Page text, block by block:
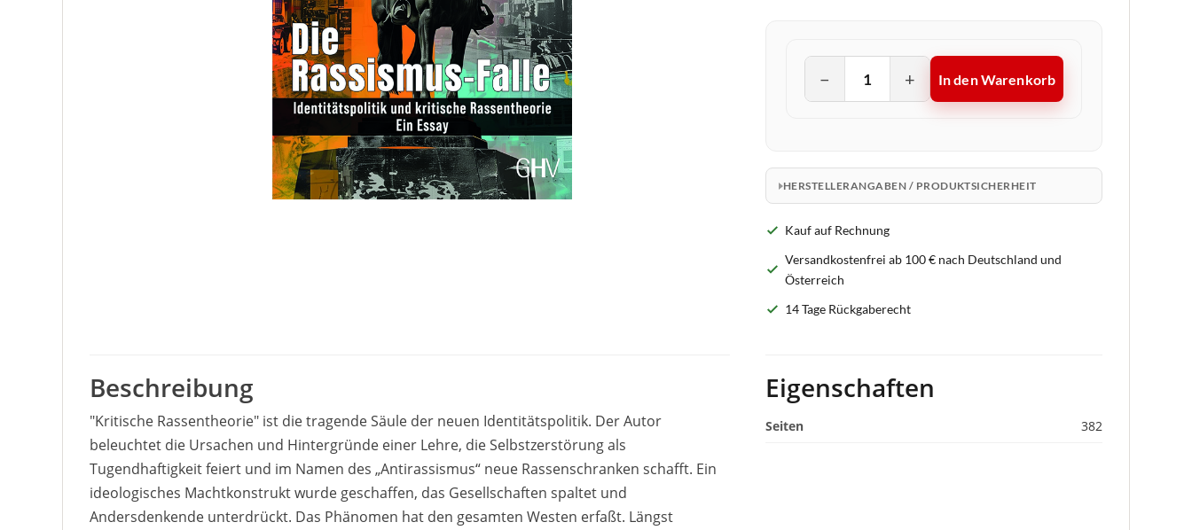
− + In den Warenkorb
HERSTELLERANGABEN / PRODUKTSICHERHEIT
Kauf auf Rechnung
Versandkostenfrei ab 100 € nach Deutschland und
Österreich
14 Tage Rückgaberecht
Beschreibung
"Kritische Rassentheorie" ist die tragende Säule der neuen Identitätspolitik. Der Autor
beleuchtet die Ursachen und Hintergründe einer Lehre, die Selbstzerstörung als
Tugendhaftigkeit feiert und im Namen des „Antirassismus“ neue Rassenschranken schafft. Ein
ideologisches Machtkonstrukt wurde geschaffen, das Gesellschaften spaltet und
Andersdenkende unterdrückt. Das Phänomen hat den gesamten Westen erfaßt. Längst
Eigenschaften
Seiten 382